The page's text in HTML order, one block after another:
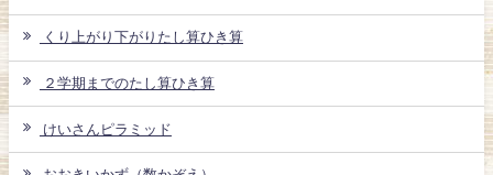
くり上がり下がりたし算ひき算
２学期までのたし算ひき算
けいさんピラミッド